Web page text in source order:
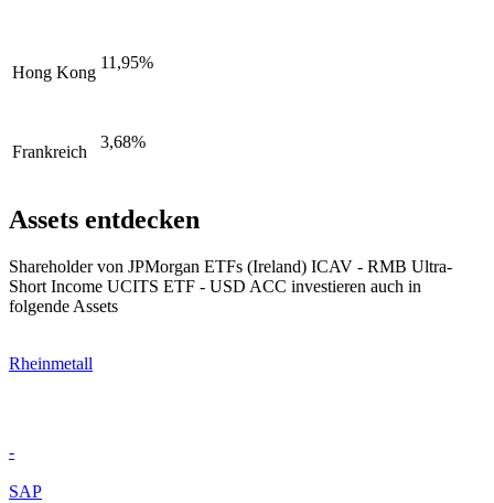
Hong Kong
11,95%
Frankreich
3,68%
Assets entdecken
Shareholder von JPMorgan ETFs (Ireland) ICAV - RMB Ultra-
Short Income UCITS ETF - USD ACC investieren auch in
folgende Assets
Rheinmetall
-
SAP